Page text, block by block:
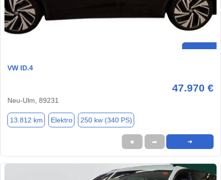
VW ID.4
47.970 €
Neu-Ulm, 89231
13.812 km Elektro 250 kw (340 PS)
★ ➦ ➜